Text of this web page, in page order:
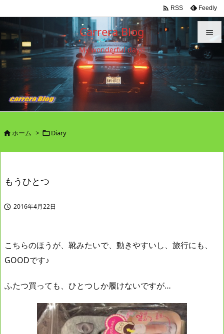
Carrera Blog
My wonderful days!


メニュ

 RSS Feedly
ホーム > Diary
もうひとつ
 2016年4月22日
こちらのほうが、靴みたいで、動きやすいし、旅行にも、
GOODです♪
ふたつ買っても、ひとつしか履けないですが…